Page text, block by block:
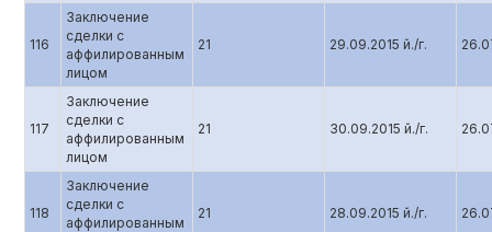
116
Заключение
сделки с
аффилированным
лицом
21 29.09.2015 й./г.
117
Заключение
сделки с
аффилированным
лицом
21 30.09.2015 й./г.
118
Заключение
сделки с
аффилированным
21 28.09.2015 й./г.